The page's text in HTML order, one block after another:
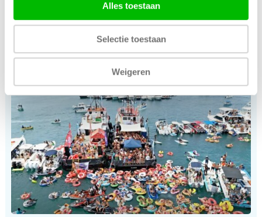
Alles toestaan
Selectie toestaan
Weigeren
Sloep varen
Fuikdag